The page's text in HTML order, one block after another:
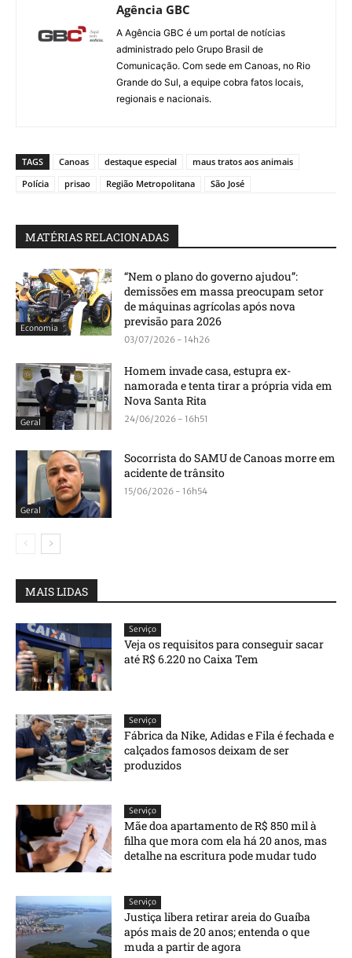
Agência GBC
A Agência GBC é um portal de notícias
administrado pelo Grupo Brasil de
Comunicação. Com sede em Canoas, no Rio
Grande do Sul, a equipe cobra fatos locais,
regionais e nacionais.
TAGS Canoas destaque especial
maus tratos aos animais
Polícia
prisao Região Metropolitana São José
MATÉRIAS RELACIONADAS
Economia
“Nem o plano do governo ajudou”:
demissões em massa preocupam setor
de máquinas agrícolas após nova
previsão para 2026
03/07/2026 - 14h26
Geral
Homem invade casa, estupra ex-
namorada e tenta tirar a própria vida em
Nova Santa Rita
24/06/2026 - 16h51
Geral
Socorrista do SAMU de Canoas morre em
acidente de trânsito
15/06/2026 - 16h54
MAIS LIDAS
Serviço
Veja os requisitos para conseguir sacar
até R$ 6.220 no Caixa Tem
Serviço
Fábrica da Nike, Adidas e Fila é fechada e
calçados famosos deixam de ser
produzidos
Serviço
Mãe doa apartamento de R$ 850 mil à
filha que mora com ela há 20 anos, mas
detalhe na escritura pode mudar tudo
Serviço
Justiça libera retirar areia do Guaíba
após mais de 20 anos; entenda o que
muda a partir de agora